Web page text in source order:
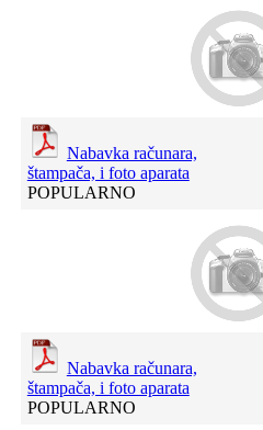
Nabavka računara,
štampača, i foto aparata
POPULARNO
Nabavka računara,
štampača, i foto aparata
POPULARNO